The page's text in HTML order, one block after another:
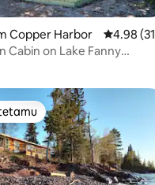
5, 25 ulasan
Copper Harbor
4.98
Cabin on Lake Fanny
tetamu